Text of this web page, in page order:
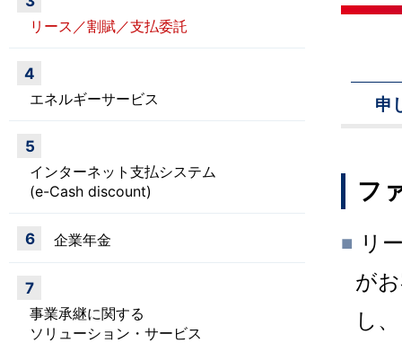
申
フ
■
リ
が
し
リース／割賦／支払委託
4
エネルギーサービス
5
インターネット支払システム
(e-Cash discount)
6 企業年金
7
事業承継に関する
ソリューション・サービス